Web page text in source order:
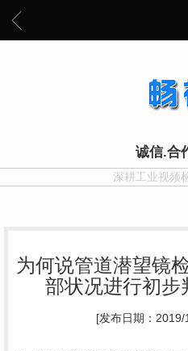
诚信.合
深耕工业视频
为何说管道潜望镜
部状况进行初步
[发布日期：